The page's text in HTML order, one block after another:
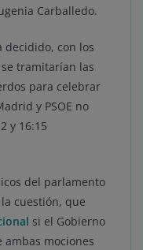
Carballedo.
decidido, con los
se tramitarían las
para celebrar
y PSOE no
y 16:15
del parlamento
cuestión, que
si el Gobierno
mociones